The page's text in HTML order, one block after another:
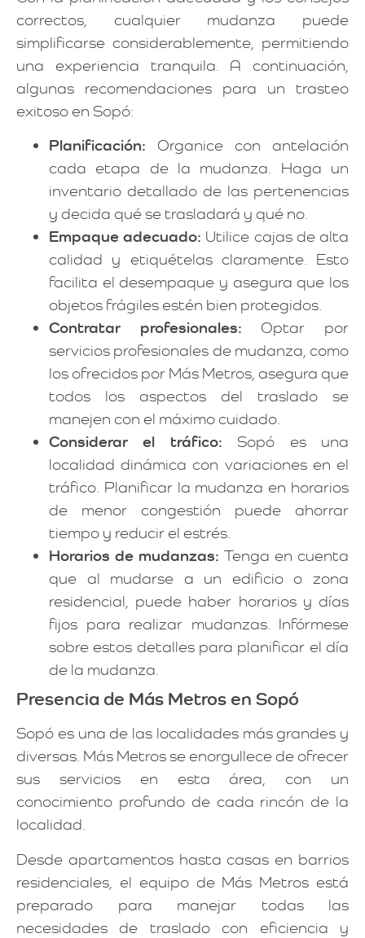
correctos, cualquier mudanza puede
simplificarse considerablemente, permitiendo
una experiencia tranquila. A continuación,
algunas recomendaciones para un trasteo
exitoso en Sopó:
Planificación: Organice con antelación
cada etapa de la mudanza. Haga un
inventario detallado de las pertenencias
y decida qué se trasladará y qué no.
Empaque adecuado: Utilice cajas de alta
calidad y etiquételas claramente. Esto
facilita el desempaque y asegura que los
objetos frágiles estén bien protegidos.
Contratar profesionales: Optar por
servicios profesionales de mudanza, como
los ofrecidos por Más Metros, asegura que
todos los aspectos del traslado se
manejen con el máximo cuidado.
Considerar el tráfico:Sopó es una
localidad dinámica con variaciones en el
tráfico. Planificar la mudanza en horarios
de menor congestión puede ahorrar
tiempo y reducir el estrés.
Horarios de mudanzas: Tenga en cuenta
que al mudarse a un edificio o zona
residencial, puede haber horarios y días
fijos para realizar mudanzas. Infórmese
sobre estos detalles para planificar el día
de la mudanza.
Presencia de Más Metros en Sopó
Sopó es una de las localidades más grandes y
diversas. Más Metros se enorgullece de ofrecer
sus servicios en esta área, con un
conocimiento profundo de cada rincón de la
localidad.
Desde apartamentos hasta casas en barrios
residenciales, el equipo de Más Metros está
preparado para manejar todas las
necesidades de traslado con eficiencia y